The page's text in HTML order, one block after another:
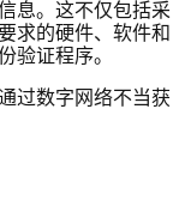
息。这不仅包括采
求的硬件、软件和
验证程序。
过数字网络不当获